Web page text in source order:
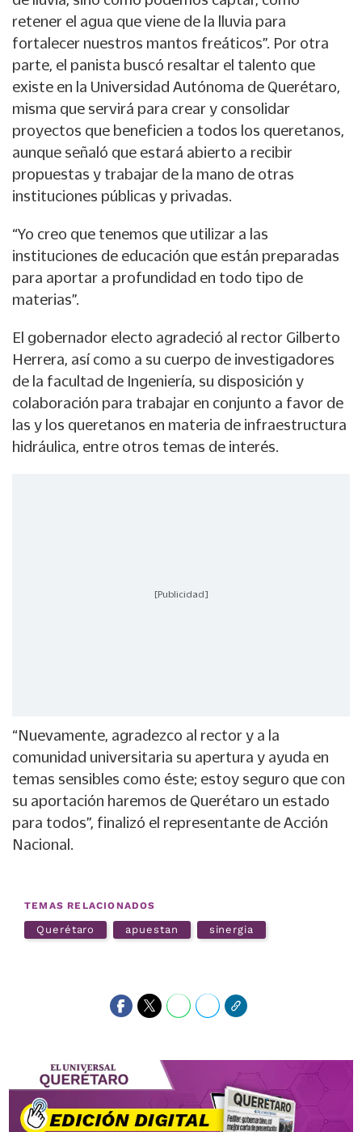
retener el agua que viene de la lluvia para
fortalecer nuestros mantos freáticos”. Por otra
parte, el panista buscó resaltar el talento que
existe en la Universidad Autónoma de Querétaro,
misma que servirá para crear y consolidar
proyectos que beneficien a todos los queretanos,
aunque señaló que estará abierto a recibir
propuestas y trabajar de la mano de otras
instituciones públicas y privadas.
“Yo creo que tenemos que utilizar a las
instituciones de educación que están preparadas
para aportar a profundidad en todo tipo de
materias”.
El gobernador electo agradeció al rector Gilberto
Herrera, así como a su cuerpo de investigadores
de la facultad de Ingeniería, su disposición y
colaboración para trabajar en conjunto a favor de
las y los queretanos en materia de infraestructura
hidráulica, entre otros temas de interés.
[Publicidad]
“Nuevamente, agradezco al rector y a la
comunidad universitaria su apertura y ayuda en
temas sensibles como éste; estoy seguro que con
su aportación haremos de Querétaro un estado
para todos”, finalizó el representante de Acción
Nacional.
TEMAS RELACIONADOS
Querétaro apuestan sinergia